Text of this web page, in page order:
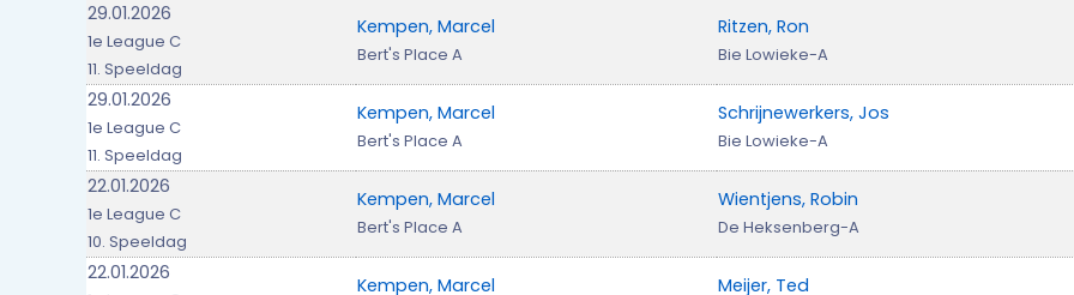
29.01.2026
1e League C
11. Speeldag
Kempen, Marcel
Bert's Place A
Ritzen, Ron
Bie Lowieke-A
29.01.2026
1e League C
11. Speeldag
Kempen, Marcel
Bert's Place A
Schrijnewerkers, Jos
Bie Lowieke-A
22.01.2026
1e League C
10. Speeldag
Kempen, Marcel
Bert's Place A
Wientjens, Robin
De Heksenberg-A
22.01.2026
Kempen, Marcel Meijer, Ted